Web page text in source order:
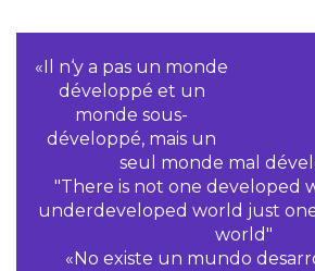
«Il n‘y a pas un monde
développé et un
monde sous-
développé, mais un
seul monde mal
"There is not one developed
underdeveloped world just
world"
«No existe un mundo